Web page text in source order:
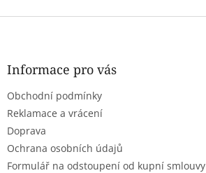
Z
Informace pro vás
Obchodní podmínky
Reklamace a vrácení
Doprava
Ochrana osobních údajů
Formulář na odstoupení od kupní smlouvy